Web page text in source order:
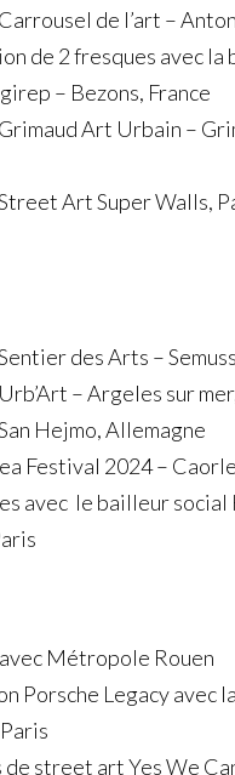
de l’art –
de 2 fresques avec la
– Bezons, France
Art Urbain –
Art Super Walls,
des Arts –
– Argeles sur
Hejmo, Allemagne
Festival 2024 –
avec le bailleur social
Métropole Rouen
Porsche Legacy avec
de street art Yes We